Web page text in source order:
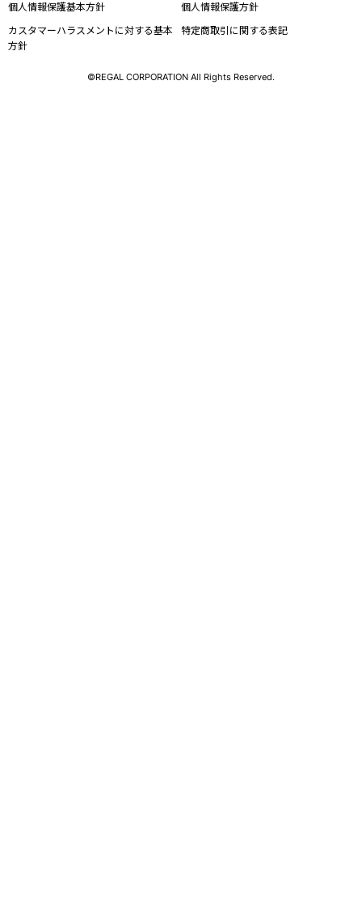
個人情報保護基本方針
個人情報保護方針
カスタマーハラスメントに対する基本
方針
特定商取引に関する表記
©REGAL CORPORATION All Rights Reserved.